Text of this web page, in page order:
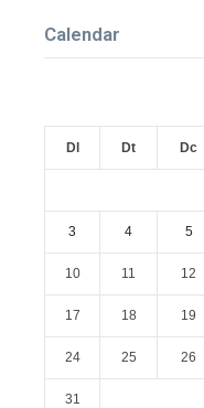
Calendar
Dl Dt Dc
3 4 5
10 11 12
17 18 19
24 25 26
31